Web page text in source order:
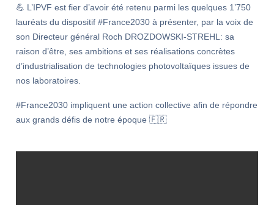
💪 L’IPVF est fier d’avoir été retenu parmi les quelques 1’750
lauréats du dispositif #France2030 à présenter, par la voix de
son Directeur général Roch DROZDOWSKI-STREHL: sa
raison d’être, ses ambitions et ses réalisations concrètes
d’industrialisation de technologies photovoltaïques issues de
nos laboratoires.
#France2030 impliquent une action collective afin de répondre
aux grands défis de notre époque 🇫🇷